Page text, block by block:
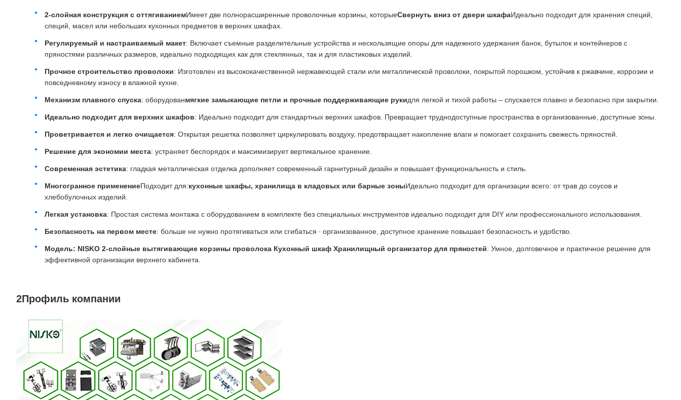
2-слойная конструкция с оттягиваниемИмеет две полнорасширенные проволочные корзины, которыеСвернуть вниз от двери шкафаИдеально подходит для хранения специй,
специй, масел или небольших кухонных предметов в верхних шкафах.
Регулируемый и настраиваемый макет: Включает съемные разделительные устройства и нескользящие опоры для надежного удержания банок, бутылок и контейнеров с
пряностями различных размеров, идеально подходящих как для стеклянных, так и для пластиковых изделий.
Прочное строительство проволоки: Изготовлен из высококачественной нержавеющей стали или металлической проволоки, покрытой порошком, устойчив к ржавчине, коррозии и
повседневному износу в влажной кухне.
Механизм плавного спуска: оборудованмягкие замыкающие петли и прочные поддерживающие рукидля легкой и тихой работы ‒ спускается плавно и безопасно при закрытии.
Идеально подходит для верхних шкафов: Идеально подходит для стандартных верхних шкафов. Превращает труднодоступные пространства в организованные, доступные зоны.
Проветривается и легко очищается: Открытая решетка позволяет циркулировать воздуху, предотвращает накопление влаги и помогает сохранить свежесть пряностей.
Решение для экономии места: устраняет беспорядок и максимизирует вертикальное хранение.
Современная эстетика: гладкая металлическая отделка дополняет современный гарнитурный дизайн и повышает функциональность и стиль.
Многогранное применениеПодходит для:кухонные шкафы, хранилища в кладовых или барные зоныИдеально подходит для организации всего: от трав до соусов и
хлебобулочных изделий.
Легкая установка: Простая система монтажа с оборудованием в комплекте без специальных инструментов идеально подходит для DIY или профессионального использования.
Безопасность на первом месте: больше не нужно протягиваться или сгибаться ∙ организованное, доступное хранение повышает безопасность и удобство.
Модель: NISKO 2-слойные вытягивающие корзины проволока Кухонный шкаф Хранилищный организатор для пряностей: Умное, долговечное и практичное решение для
эффективной организации верхнего кабинета.
2Профиль компании